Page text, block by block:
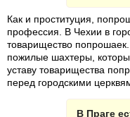
Как и проституция,
профессия. В Чехии в
товарищество
пожилые шахтеры,
уставу товарищества
перед городскими
В Праге